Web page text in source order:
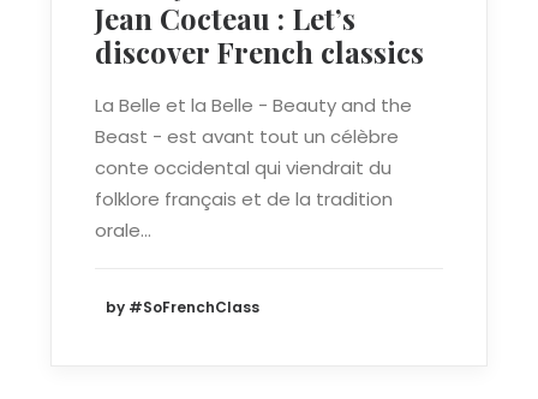
Jean Cocteau : Let’s
discover French classics
La Belle et la Belle - Beauty and the
Beast - est avant tout un célèbre
conte occidental qui viendrait du
folklore français et de la tradition
orale…
by #SoFrenchClass